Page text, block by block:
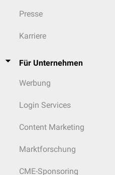
Presse
Karriere
Für Unternehmen
Werbung
Login Services
Content Marketing
Marktforschung
CME-Sponsoring